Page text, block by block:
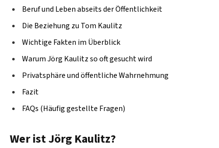
Beruf und Leben abseits der Öffentlichkeit
Die Beziehung zu Tom Kaulitz
Wichtige Fakten im Überblick
Warum Jörg Kaulitz so oft gesucht wird
Privatsphäre und öffentliche Wahrnehmung
Fazit
FAQs (Häufig gestellte Fragen)
Wer ist Jörg Kaulitz?